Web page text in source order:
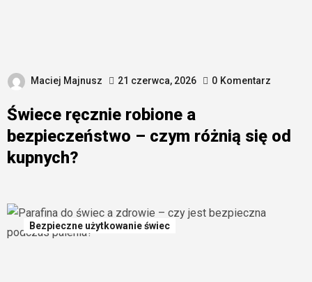
Maciej Majnusz 21 czerwca, 2026 0 Komentarz
Świece ręcznie robione a
bezpieczeństwo – czym różnią się od
kupnych?
Bezpieczne użytkowanie świec